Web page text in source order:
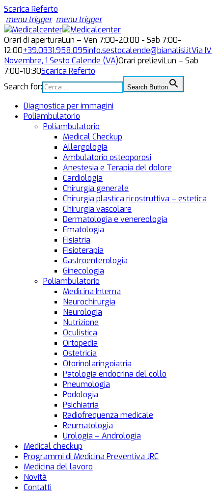
Scarica Referto
menu trigger menu trigger
Orari di aperturaLun – Ven 7:00-20:00 - Sab 7:00-
12:00+39.0331.958.095info.sestocalende@bianalisi.itVia IV
Novembre, 1 Sesto Calende (VA)Orari prelieviLun – Sab
7:00-10:30Scarica Referto
Search for:
Search Button
Diagnostica per immagini
Poliambulatorio
Poliambulatorio
Medical Checkup
Allergologia
Ambulatorio osteoporosi
Anestesia e Terapia del dolore
Cardiologia
Chirurgia generale
Chirurgia plastica ricostruttiva – estetica
Chirurgia vascolare
Dermatologia e venereologia
Ematologia
Fisiatria
Fisioterapia
Gastroenterologia
Ginecologia
Poliambulatorio
Medicina Interna
Neurochirurgia
Neurologia
Nutrizione
Oculistica
Ortopedia
Ostetricia
Otorinolaringoiatria
Patologia endocrina del collo
Pneumologia
Podologia
Psichiatria
Radiofrequenza medicale
Reumatologia
Urologia – Andrologia
Medical checkup
Programmi di Medicina Preventiva JRC
Medicina del lavoro
Novità
Contatti